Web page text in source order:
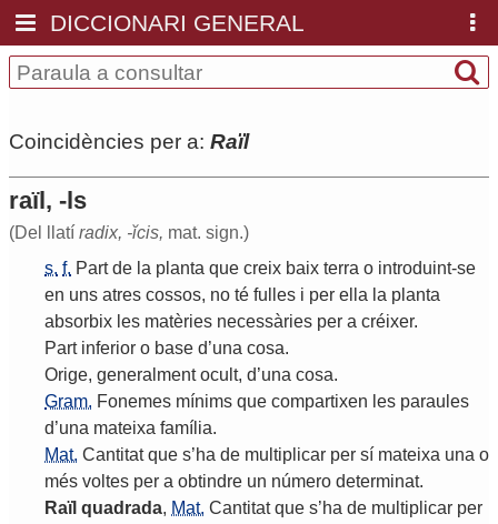
DICCIONARI GENERAL
Coincidències per a: Raïl
raïl, -ls
(Del llatí radix, -ĭcis, mat. sign.)
s. f. Part de la planta que creix baix terra o introduint-se
en uns atres cossos, no té fulles i per ella la planta
absorbix les matèries necessàries per a créixer.
Part inferior o base d’una cosa.
Orige, generalment ocult, d’una cosa.
Gram. Fonemes mínims que compartixen les paraules
d’una mateixa família.
Mat. Cantitat que s’ha de multiplicar per sí mateixa una o
més voltes per a obtindre un número determinat.
Raïl quadrada, Mat. Cantitat que s’ha de multiplicar per